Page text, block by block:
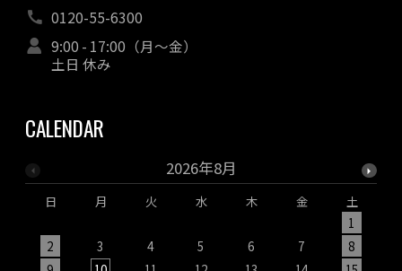
0120-55-6300
9:00 - 17:00（月～金）
土日 休み
CALENDAR
2026年8月
日 月 火 水 木 金
土
1
2
3 4 5 6 7
8